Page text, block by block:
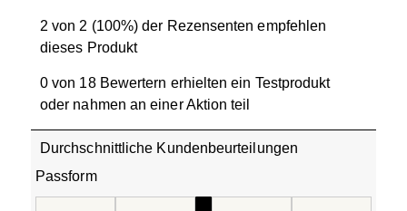
2 von 2 (100%) der Rezensenten empfehlen
dieses Produkt
0 von 18 Bewertern erhielten ein Testprodukt
oder nahmen an einer Aktion teil
Durchschnittliche Kundenbeurteilungen
Passform